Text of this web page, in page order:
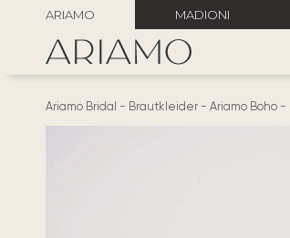
ARIAMO MADIONI
Ariamo Bridal - Brautkleider - Ariamo Boho -